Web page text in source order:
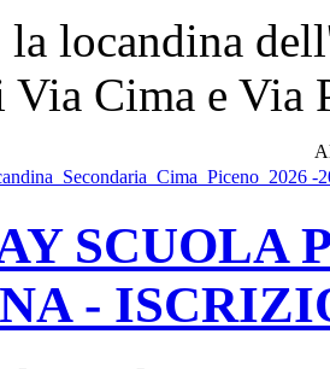
locandina
Via Cima e Via
SCUOLA
-